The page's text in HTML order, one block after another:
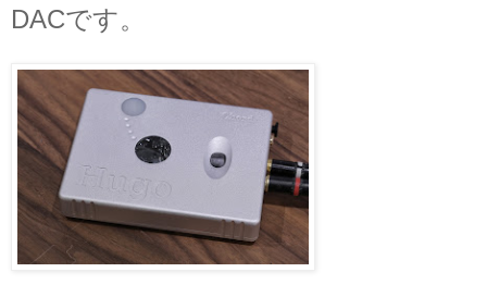
DACです。